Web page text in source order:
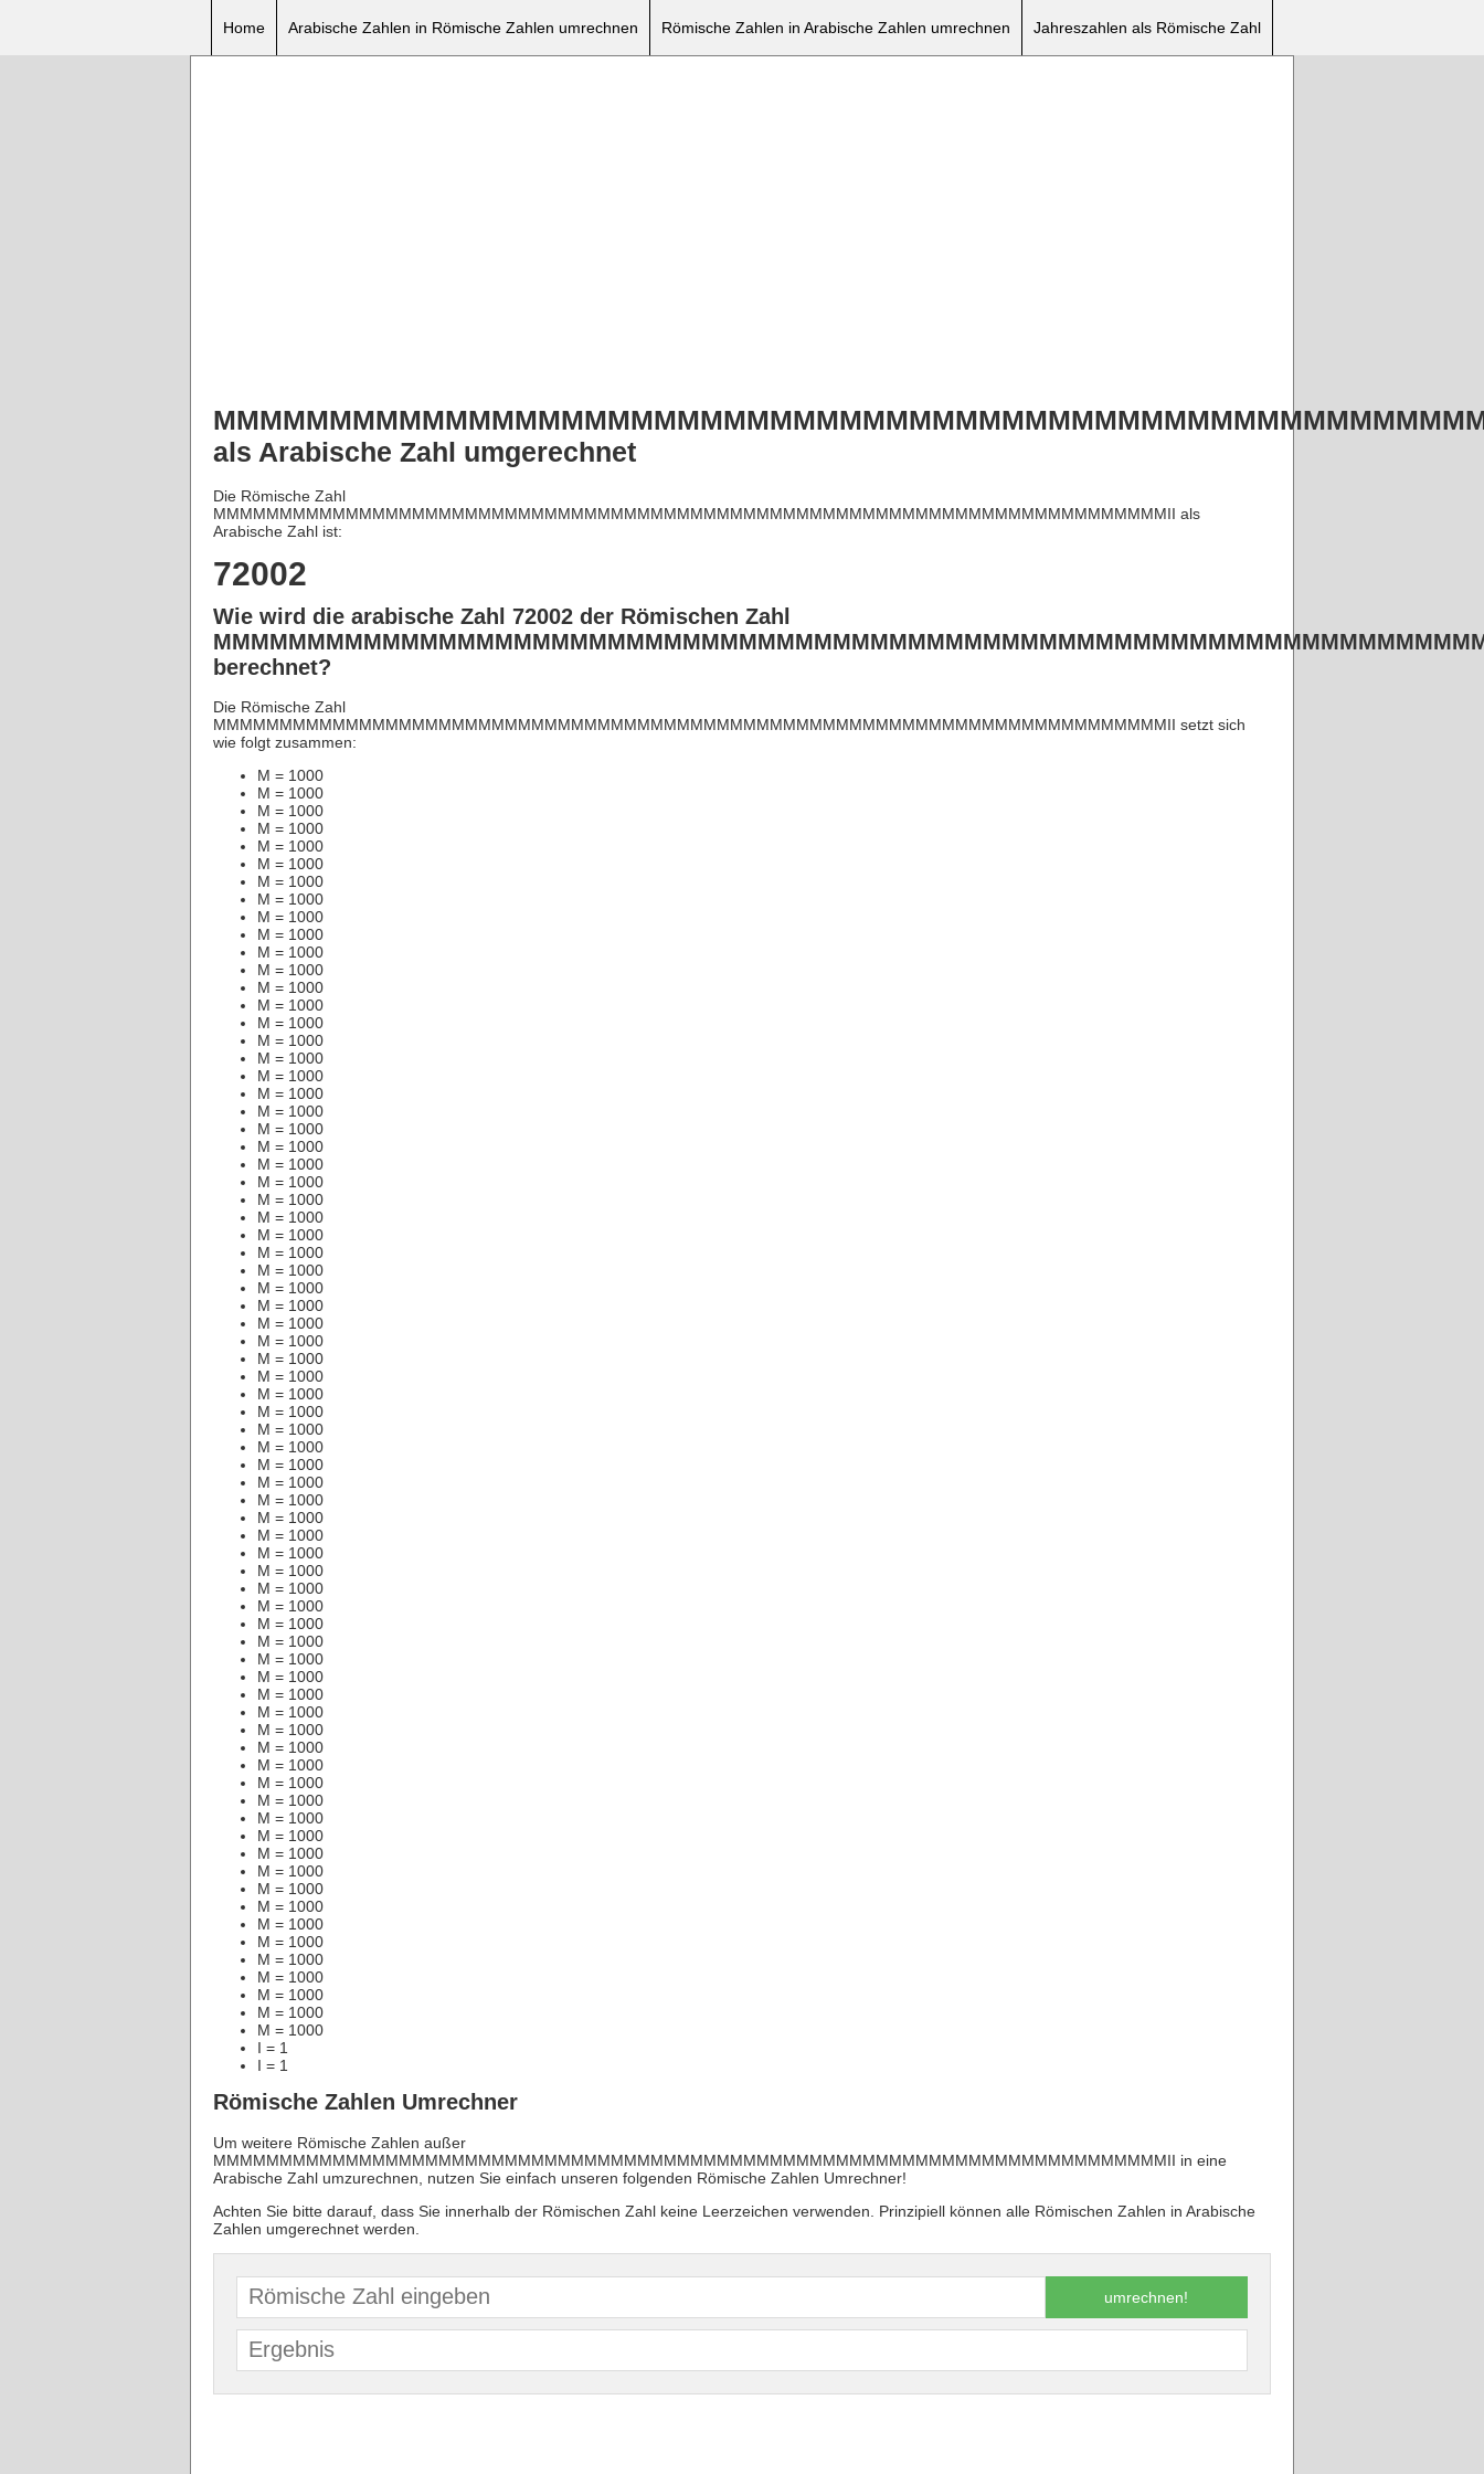
Home Arabische Zahlen in Römische Zahlen umrechnen Römische Zahlen in Arabische Zahlen umrechnen Jahreszahlen als Römische Zahl
als Arabische Zahl umgerechnet
Die Römische Zahl
MMMMMMMMMMMMMMMMMMMMMMMMMMMMMMMMMMMMMMMMMMMMMMMMMMMMMMMMMMMMMMMMMMMMMMMMII als
Arabische Zahl ist:
72002
Wie wird die arabische Zahl 72002 der Römischen Zahl
berechnet?
Die Römische Zahl
MMMMMMMMMMMMMMMMMMMMMMMMMMMMMMMMMMMMMMMMMMMMMMMMMMMMMMMMMMMMMMMMMMMMMMMMII setzt sich
wie folgt zusammen:
M = 1000
M = 1000
M = 1000
M = 1000
M = 1000
M = 1000
M = 1000
M = 1000
M = 1000
M = 1000
M = 1000
M = 1000
M = 1000
M = 1000
M = 1000
M = 1000
M = 1000
M = 1000
M = 1000
M = 1000
M = 1000
M = 1000
M = 1000
M = 1000
M = 1000
M = 1000
M = 1000
M = 1000
M = 1000
M = 1000
M = 1000
M = 1000
M = 1000
M = 1000
M = 1000
M = 1000
M = 1000
M = 1000
M = 1000
M = 1000
M = 1000
M = 1000
M = 1000
M = 1000
M = 1000
M = 1000
M = 1000
M = 1000
M = 1000
M = 1000
M = 1000
M = 1000
M = 1000
M = 1000
M = 1000
M = 1000
M = 1000
M = 1000
M = 1000
M = 1000
M = 1000
M = 1000
M = 1000
M = 1000
M = 1000
M = 1000
M = 1000
M = 1000
M = 1000
M = 1000
M = 1000
M = 1000
I = 1
I = 1
Römische Zahlen Umrechner
Um weitere Römische Zahlen außer
MMMMMMMMMMMMMMMMMMMMMMMMMMMMMMMMMMMMMMMMMMMMMMMMMMMMMMMMMMMMMMMMMMMMMMMMII in eine
Arabische Zahl umzurechnen, nutzen Sie einfach unseren folgenden Römische Zahlen Umrechner!
Achten Sie bitte darauf, dass Sie innerhalb der Römischen Zahl keine Leerzeichen verwenden. Prinzipiell können alle Römischen Zahlen in Arabische
Zahlen umgerechnet werden.
umrechnen!